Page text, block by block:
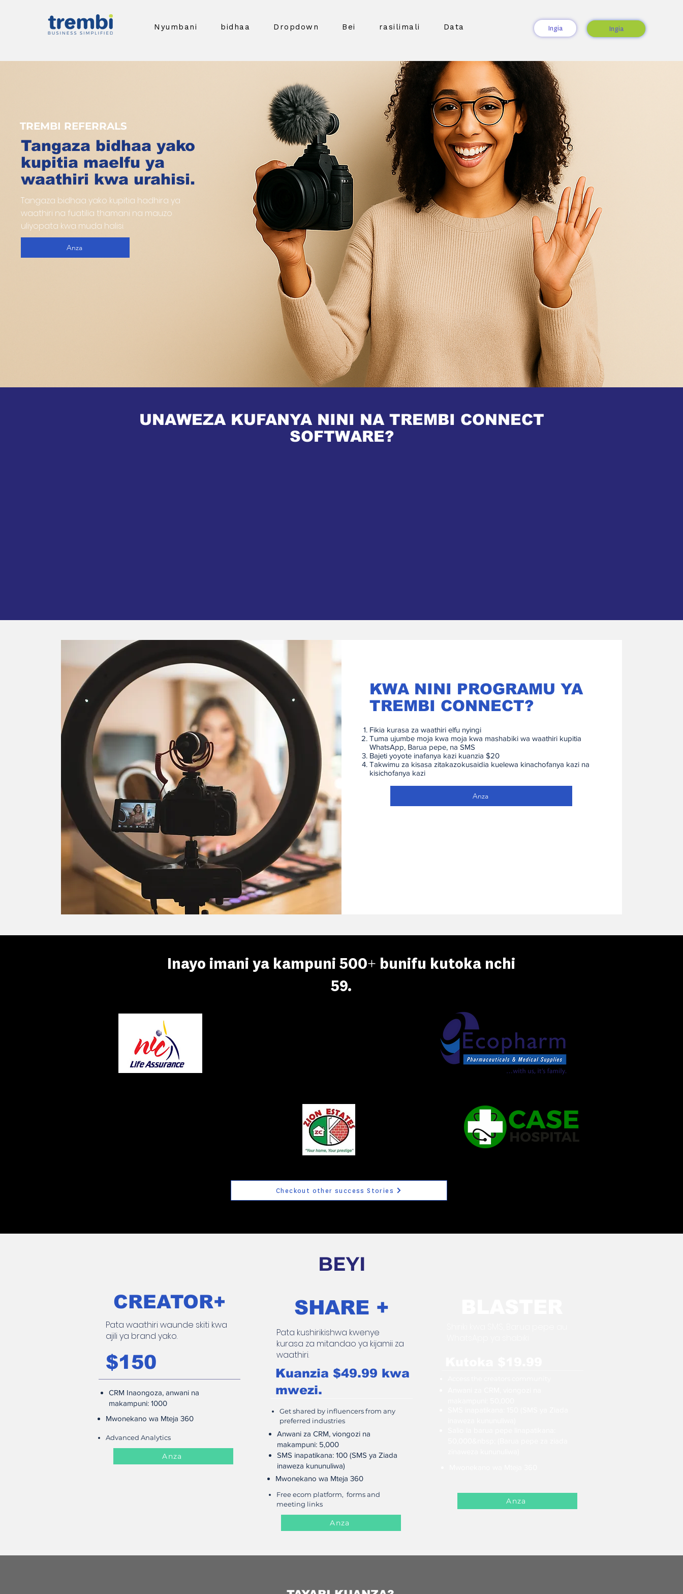
Nyumbani bidhaa Dropdown Bei rasilimali Data Ingia Ingia
TREMBI REFERRALS
Tangaza bidhaa yako
kupitia maelfu ya
waathiri kwa urahisi.
Tangaza bidhaa yako kupitia hadhira ya
waathiri na fuatilia thamani na mauzo
uliyopata kwa muda halisi.
Anza
UNAWEZA KUFANYA NINI NA TREMBI CONNECT
SOFTWARE?
KWA NINI PROGRAMU YA
TREMBI CONNECT?
Fikia kurasa za waathiri elfu nyingi
Tuma ujumbe moja kwa moja kwa mashabiki wa waathiri kupitia
WhatsApp, Barua pepe, na SMS
Bajeti yoyote inafanya kazi kuanzia $20
Takwimu za kisasa zitakazokusaidia kuelewa kinachofanya kazi na
kisichofanya kazi
Anza
Inayo imani ya kampuni 500+ bunifu kutoka nchi
59.
Checkout other success Stories
BEYI
CREATOR+
Pata waathiri waunde skiti kwa
ajili ya brand yako.
$150
CRM Inaongoza, anwani na
makampuni: 1000
Mwonekano wa Mteja 360
Advanced Analytics
Anza
SHARE +
Pata kushirikishwa kwenye
kurasa za mitandao ya kijamii za
waathiri.
Kuanzia $49.99 kwa
mwezi.
Get shared by influencers from any
preferred industries
Anwani za CRM, viongozi na
makampuni: 5,000
SMS inapatikana: 100 (SMS ya Ziada
inaweza kununuliwa)
Mwonekano wa Mteja 360
Free ecom platform, forms and
meeting links
Anza
Anza